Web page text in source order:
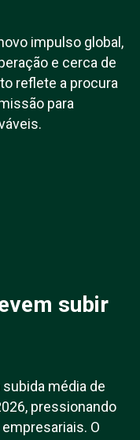
impulso global,
e cerca de
reflete a procura
para
subir
média de
pressionando
O